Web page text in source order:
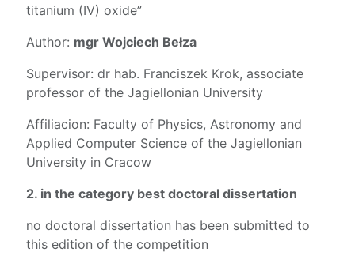
titanium (IV) oxide”
Author: mgr Wojciech Bełza
Supervisor: dr hab. Franciszek Krok, associate
professor of the Jagiellonian University
Affiliacion: Faculty of Physics, Astronomy and
Applied Computer Science of the Jagiellonian
University in Cracow
2. in the category best doctoral dissertation
no doctoral dissertation has been submitted to
this edition of the competition